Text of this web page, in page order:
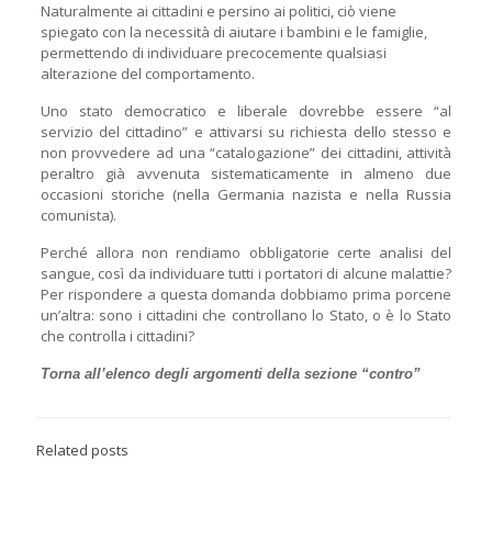
Naturalmente ai cittadini e persino ai politici, ciò viene
spiegato con la necessità di aiutare i bambini e le famiglie,
permettendo di individuare precocemente qualsiasi
alterazione del comportamento.
Uno stato democratico e liberale dovrebbe essere “al
servizio del cittadino” e attivarsi su richiesta dello stesso e
non provvedere ad una “catalogazione” dei cittadini, attività
peraltro già avvenuta sistematicamente in almeno due
occasioni storiche (nella Germania nazista e nella Russia
comunista).
Perché allora non rendiamo obbligatorie certe analisi del
sangue, così da individuare tutti i portatori di alcune malattie?
Per rispondere a questa domanda dobbiamo prima porcene
un’altra: sono i cittadini che controllano lo Stato, o è lo Stato
che controlla i cittadini?
Torna all’elenco degli argomenti della sezione “contro”
Related posts